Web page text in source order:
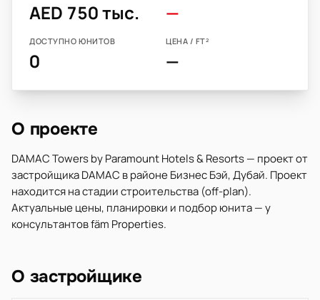
AED 750 тыс. —
ДОСТУПНО ЮНИТОВ
0
ЦЕНА / FT²
—
О проекте
DAMAC Towers by Paramount Hotels & Resorts — проект от
застройщика DAMAC в районе Бизнес Бэй, Дубай. Проект
находится на стадии строительства (off-plan).
Актуальные цены, планировки и подбор юнита — у
консультантов fäm Properties.
О застройщике